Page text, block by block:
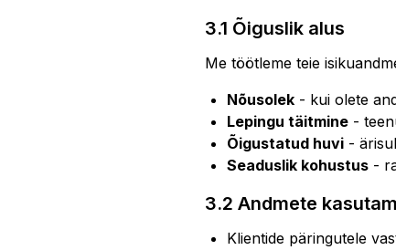
3.1 Õiguslik alus
Me töötleme teie
Nõusolek - kui olete
Lepingu täitmine -
Õigustatud huvi -
Seaduslik kohustus -
3.2 Andmete
Klientide päringutele